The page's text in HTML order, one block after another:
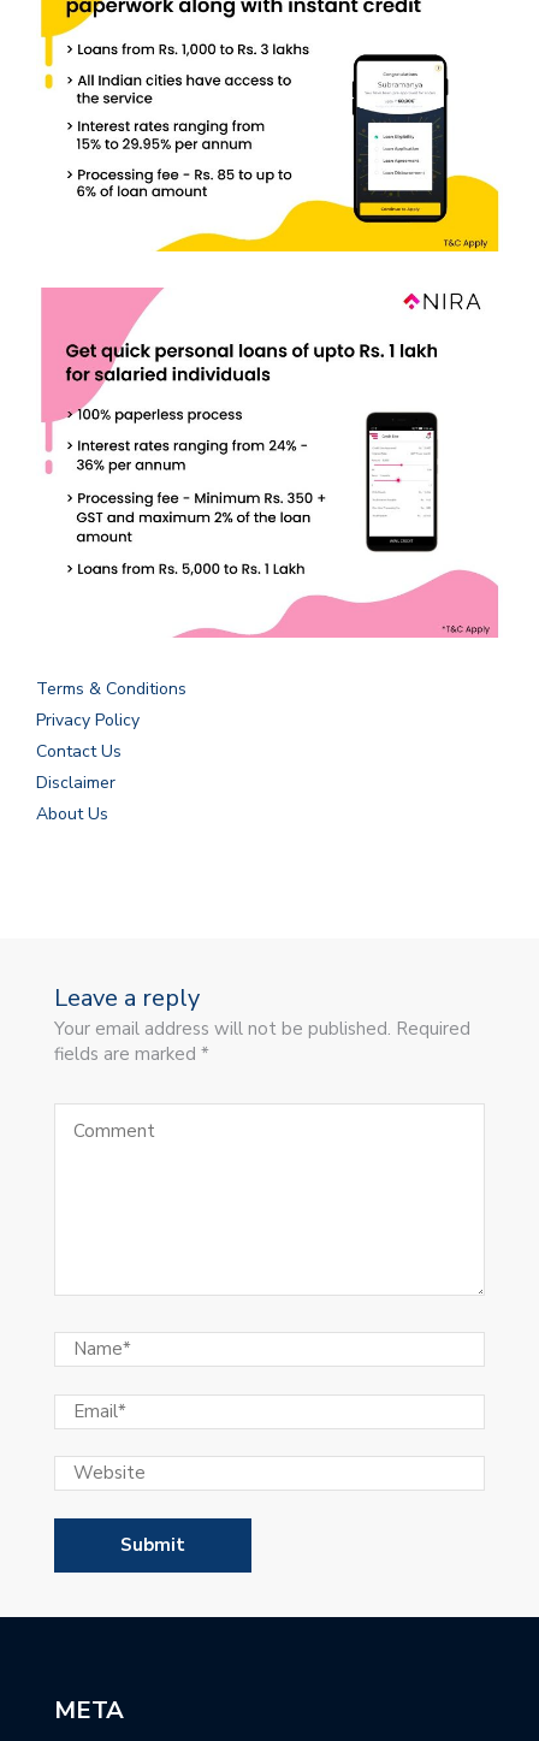
Terms & Conditions
Privacy Policy
Contact Us
Disclaimer
About Us
Leave a reply
Your email address will not be published. Required
fields are marked *
META